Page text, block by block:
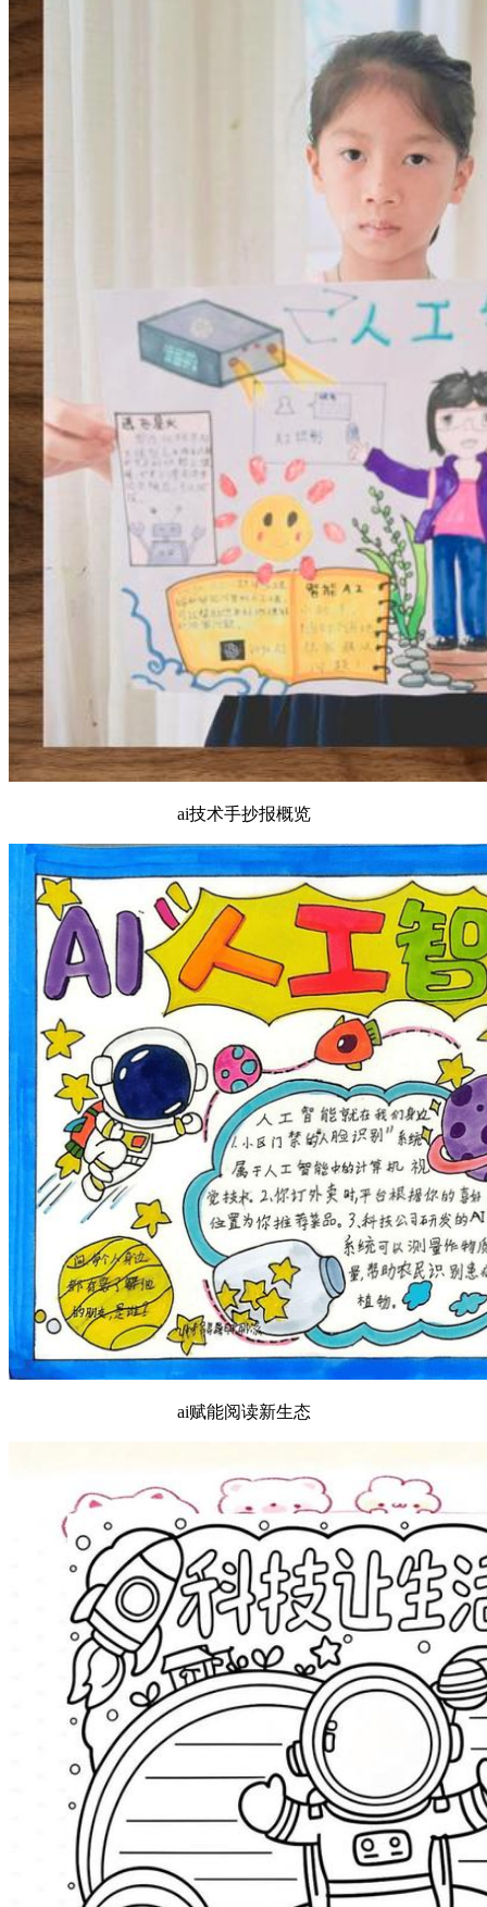
ai技术手抄报概览
ai赋能阅读新生态